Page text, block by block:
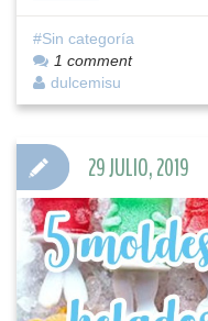
Sin categoría
1 comment
dulcemisu
29 JULIO, 2019